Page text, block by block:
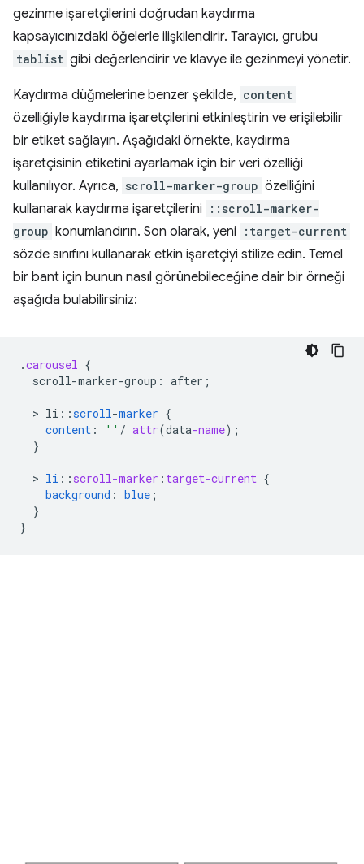
gezinme işaretçilerini doğrudan kaydırma
kapsayıcınızdaki öğelerle ilişkilendirir. Tarayıcı, grubu
tablist gibi değerlendirir ve klavye ile gezinmeyi yönetir.
Kaydırma düğmelerine benzer şekilde, content
özelliğiyle kaydırma işaretçilerini etkinleştirin ve erişilebilir
bir etiket sağlayın. Aşağıdaki örnekte, kaydırma
işaretçisinin etiketini ayarlamak için bir veri özelliği
kullanılıyor. Ayrıca, scroll-marker-group özelliğini
kullanarak kaydırma işaretçilerini
::scroll-marker-
group konumlandırın. Son olarak, yeni :target-current
sözde sınıfını kullanarak etkin işaretçiyi stilize edin. Temel
bir bant için bunun nasıl görünebileceğine dair bir örneği
aşağıda bulabilirsiniz:
.carousel {
scroll-marker-group : after ;
  >
li : :scroll-marker {
content : '' / attr(data-name);
}
  >
li :: scroll-marker : target-current {
background : blue ;
}
}